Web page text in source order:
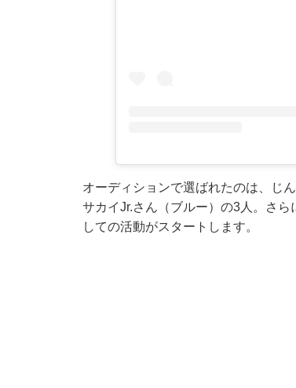
オーディションで選ばれたのは、じ
サカイJr.さん（ブルー）の3人。さ
しての活動がスタートします。